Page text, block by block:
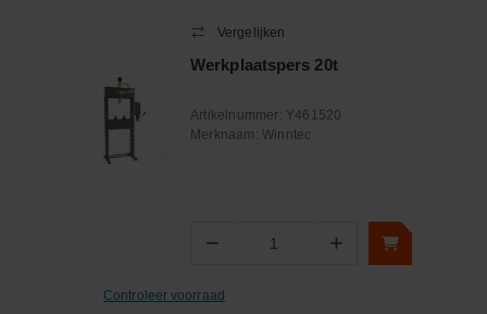
Vergelijken
Werkplaatspers 20t
Artikelnummer: Y461520
Merknaam: Winntec
− Aantal +
Controleer voorraad